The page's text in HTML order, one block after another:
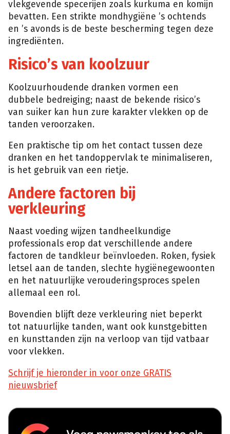
vlekgevende specerijen zoals kurkuma en komijn
bevatten. Een strikte mondhygiëne ’s ochtends
en ’s avonds is de beste bescherming tegen deze
ingrediënten.
Risico’s van koolzuur
Koolzuurhoudende dranken vormen een
dubbele bedreiging; naast de bekende risico’s
van suiker kan hun zure karakter vlekken op de
tanden veroorzaken.
Een praktische tip om het contact tussen deze
dranken en het tandoppervlak te minimaliseren,
is het gebruik van een rietje.
Andere factoren bij
verkleuring
Naast voeding wijzen tandheelkundige
professionals erop dat verschillende andere
factoren de tandkleur beïnvloeden. Roken, fysiek
letsel aan de tanden, slechte hygiënegewoonten
en het natuurlijke verouderingsproces spelen
allemaal een rol.
Bovendien blijft deze verkleuring niet beperkt
tot natuurlijke tanden, want ook kunstgebitten
en kunsttanden zijn na verloop van tijd vatbaar
voor vlekken.
Schrijf je hieronder in voor onze GRATIS
nieuwsbrief